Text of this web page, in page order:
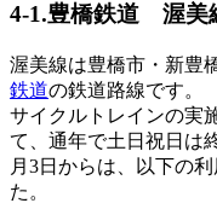
4-1.豊橋鉄道 渥美
渥美線は豊橋市・新豊
鉄道の鉄道路線です。
サイクルトレインの実
て、通年で土日祝日は
月3日からは、以下の
た。